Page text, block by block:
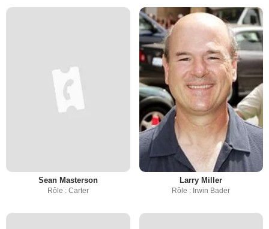
Sean Masterson
Rôle : Carter
Larry Miller
Rôle : Irwin Bader